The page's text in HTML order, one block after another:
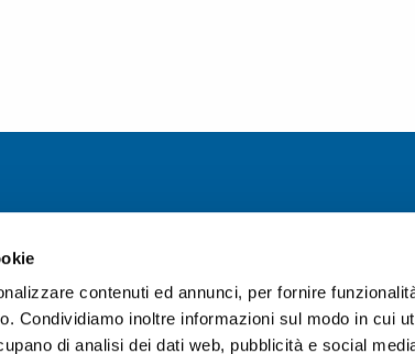
contenuti ed annunci, per fornire
Condividiamo inoltre informazioni sul modo in cui
di analisi dei dati web, pubblicità e social